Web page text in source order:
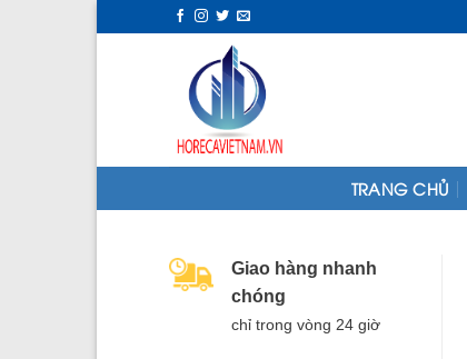
TRANG CHỦ
Giao hàng nhanh
chóng
chỉ trong vòng 24 giờ